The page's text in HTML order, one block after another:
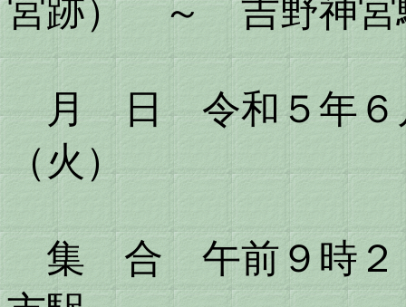
宮跡） ～ 吉野神宮
月 日 令和５年６
（火
集 合 午前９時２